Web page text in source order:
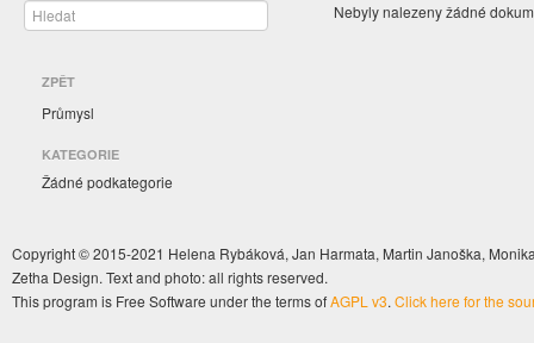
ZPĚT
Průmysl
KATEGORIE
Žádné podkategorie
Nebyly nalezeny žádné
Copyright © 2015-2021 Helena Rybáková, Jan Harmata, Martin Janoška,
Zetha Design. Text and photo: all rights reserved.
This program is Free Software under the terms ofAGPL v3. Click here for the